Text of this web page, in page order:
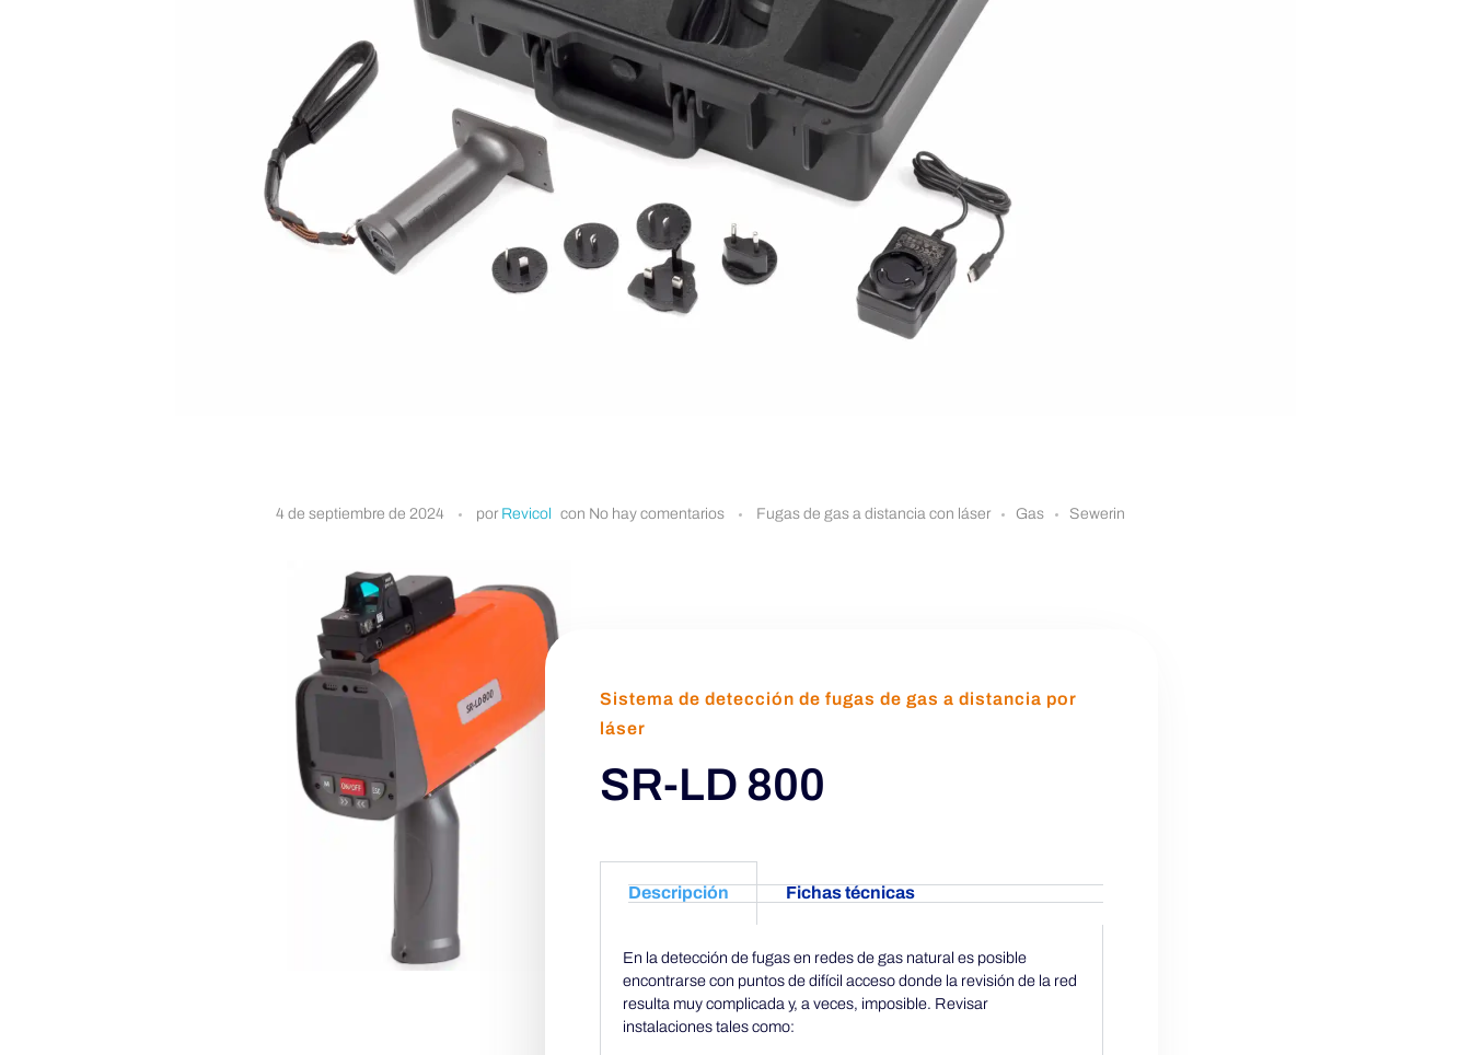
S
L
D
4 de septiembre de 2024 por Revicol con No hay comentarios Fugas de gas a distancia con láser Gas Sewerin
Sistema de detección de fugas de gas a distancia por
láser
SR-LD 800
Descripción Fichas técnicas
En la detección de fugas en redes de gas natural es posible
encontrarse con puntos de difícil acceso donde la revisión de la red
resulta muy complicada y, a veces, imposible. Revisar
instalaciones tales como: